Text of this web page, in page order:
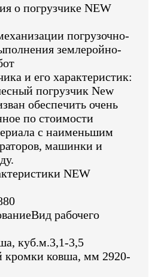
о погрузчике NEW
погрузочно-
землеройно-
и его характеристик:
погрузчик New
обеспечить очень
по стоимости
с наименьшим
машинки и
NEW
рабочего
куб.м.3,1-3,5
ковша, мм 2920-